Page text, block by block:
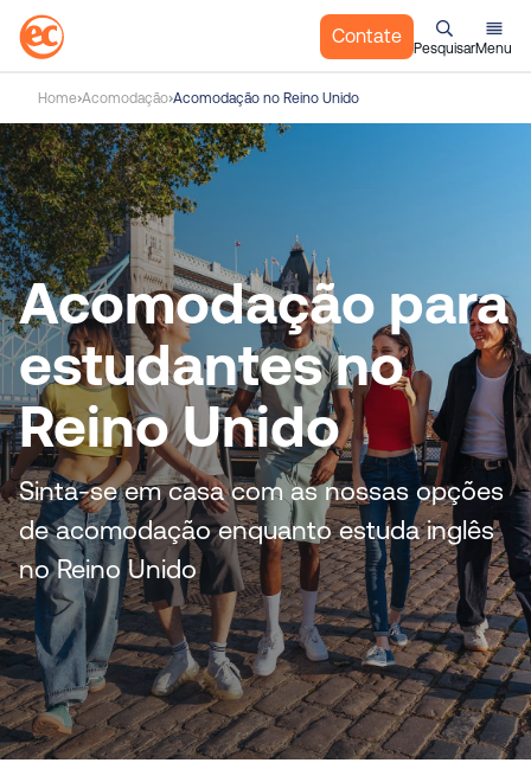
p
a
r
a
o
c
o
n
e
ú
d
o
Contate
PesquisarMenu
Home Acomodação Acomodação no Reino Unido
Acomodação para
estudantes no
Reino Unido
Sinta-se em casa com as nossas opções
de acomodação enquanto estuda inglês
no Reino Unido